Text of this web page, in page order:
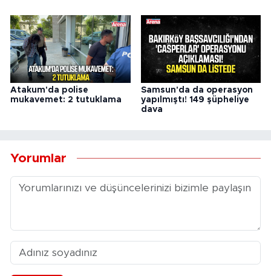
Atakum'da polise
mukavemet: 2 tutuklama
Samsun'da da operasyon
yapılmıştı! 149 şüpheliye
dava
Yorumlar